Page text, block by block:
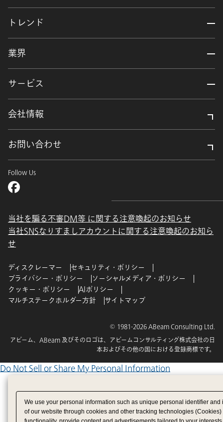
トレンド
業界
サービス
会社情報
お問い合わせ
Follow Us
当社を騙る不審DM等 に関する注意喚起のお知らせ
当社SNSなりすましアカウントに関する注意喚起のお知ら
せ
ディスクレーマー
セキュリティ・ポリシー
プライバシー・ポリシー
ソーシャルメディア・ポリシー
クッキー・ポリシー
AIポリシー
マルチステークホルダー方針
サイトマップ
© 1981-2026 ABeam Consulting Ltd.
アビーム、ABeam 及びそのロゴは、アビームコンサルティング株式会社の日
本およびその他の国における登録商標です。
Do Not Sell or Share My Personal Information
We use your personal information such as unique personal identifier
of our website through cookies and other tracking technologies